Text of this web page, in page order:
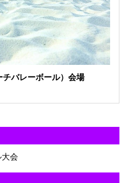
バレーボール）会場
大会